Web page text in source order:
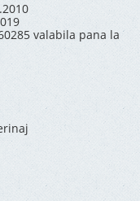
valabila pana la